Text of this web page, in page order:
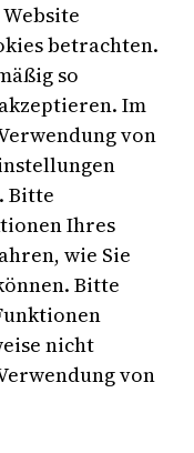
betrachten.
so
Im
von
Bitte
Ihres
wie Sie
Bitte
nicht
von